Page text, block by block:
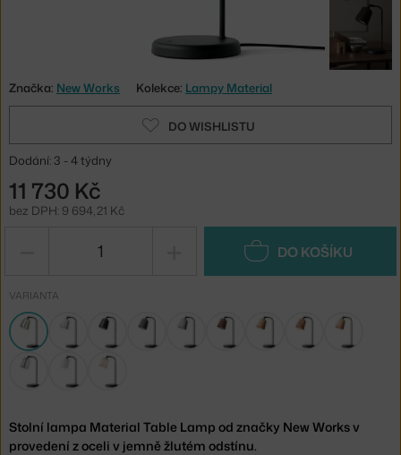
Značka: New Works Kolekce: Lampy Material
DO WISHLISTU
Dodání: 3 - 4 týdny
11 730 Kč
bez DPH: 9 694,21 Kč
DO KOŠÍKU
VARIANTA
Stolní lampa Material Table Lamp od značky New Works v
provedení z oceli v jemně žlutém odstínu.